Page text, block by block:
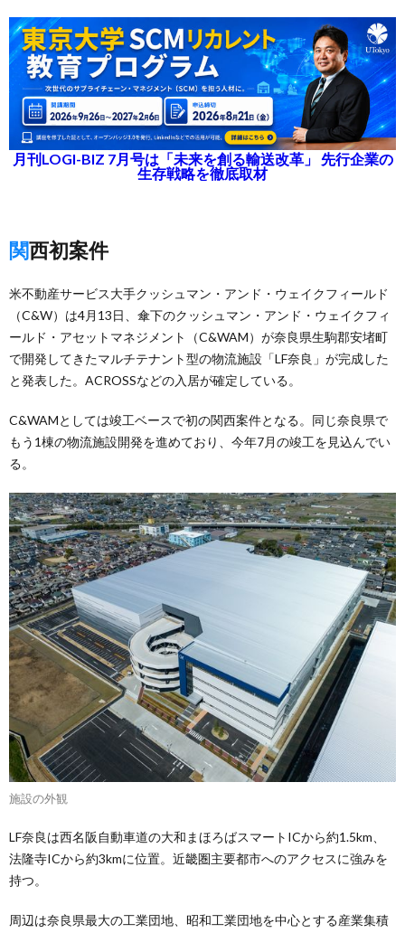
月刊LOGI-BIZ 7月号は「未来を創る輸送改革」 先行企業の
生存戦略を徹底取材
関西初案件
米不動産サービス大手クッシュマン・アンド・ウェイクフィールド
（C&W）は4月13日、傘下のクッシュマン・アンド・ウェイクフィ
ールド・アセットマネジメント（C&WAM）が奈良県生駒郡安堵町
で開発してきたマルチテナント型の物流施設「LF奈良」が完成した
と発表した。ACROSSなどの入居が確定している。
C&WAMとしては竣工ベースで初の関西案件となる。同じ奈良県で
もう1棟の物流施設開発を進めており、今年7月の竣工を見込んでい
る。
施設の外観
LF奈良は西名阪自動車道の大和まほろばスマートICから約1.5km、
法隆寺ICから約3kmに位置。近畿圏主要都市へのアクセスに強みを
持つ。
周辺は奈良県最⼤の⼯業団地、昭和⼯業団地を中⼼とする産業集積